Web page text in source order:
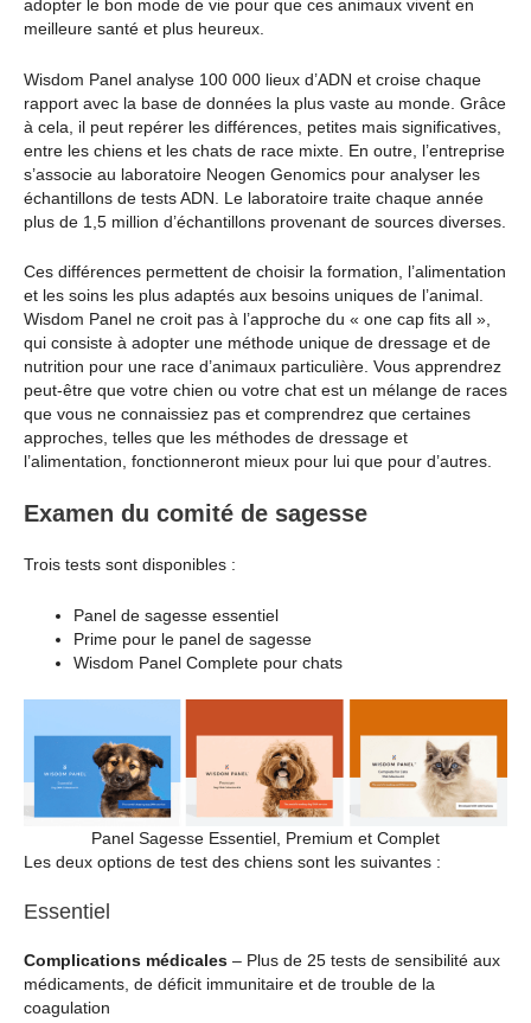
adopter le bon mode de vie pour que ces animaux vivent en
meilleure santé et plus heureux.
Wisdom Panel analyse 100 000 lieux d’ADN et croise chaque
rapport avec la base de données la plus vaste au monde. Grâce
à cela, il peut repérer les différences, petites mais significatives,
entre les chiens et les chats de race mixte. En outre, l’entreprise
s’associe au laboratoire Neogen Genomics pour analyser les
échantillons de tests ADN. Le laboratoire traite chaque année
plus de 1,5 million d’échantillons provenant de sources diverses.
Ces différences permettent de choisir la formation, l’alimentation
et les soins les plus adaptés aux besoins uniques de l’animal.
Wisdom Panel ne croit pas à l’approche du « one cap fits all »,
qui consiste à adopter une méthode unique de dressage et de
nutrition pour une race d’animaux particulière. Vous apprendrez
peut-être que votre chien ou votre chat est un mélange de races
que vous ne connaissiez pas et comprendrez que certaines
approches, telles que les méthodes de dressage et
l’alimentation, fonctionneront mieux pour lui que pour d’autres.
Examen du comité de sagesse
Trois tests sont disponibles :
Panel de sagesse essentiel
Prime pour le panel de sagesse
Wisdom Panel Complete pour chats
Panel Sagesse Essentiel, Premium et Complet
Les deux options de test des chiens sont les suivantes :
Essentiel
Complications médicales – Plus de 25 tests de sensibilité aux
médicaments, de déficit immunitaire et de trouble de la
coagulation